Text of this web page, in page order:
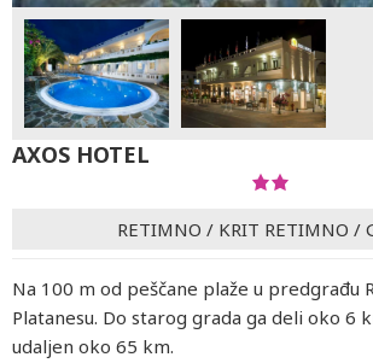
AXOS HOTEL
RETIMNO / KRIT RETIMNO /
Na 100 m od peščane plaže u predgrađu
Platanesu. Do starog grada ga deli oko 6
udaljen oko 65 km.